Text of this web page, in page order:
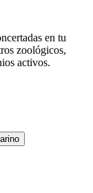
en tu
zoológicos,
activos.